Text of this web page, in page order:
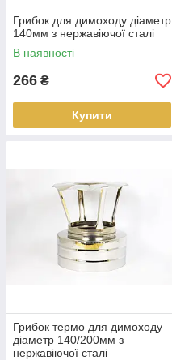
Грибок для димоходу діаметр
140мм з нержавіючої сталі
В наявності
266 ₴
Купити
Грибок термо для димоходу
діаметр 140/200мм з
нержавіючої сталі